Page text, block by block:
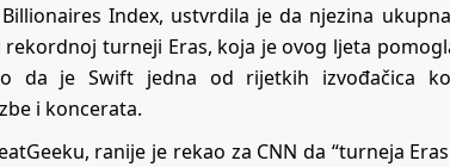
Index, ustvrdila je da njezina
turneji Eras, koja je ovog ljeta
da je Swift jedna od rijetkih izvođačica
i koncerata.
ranije je rekao za CNN da “turneja